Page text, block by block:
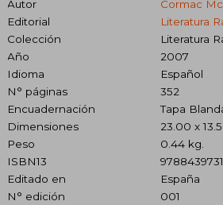
Autor
Cormac
Editorial
Literatura
Colección
Literatura
Año
2007
Idioma
Español
N° páginas
352
Encuadernación
Tapa
Dimensiones
23.00 x
Peso
0.44 kg.
ISBN13
Editado en
España
N° edición
001